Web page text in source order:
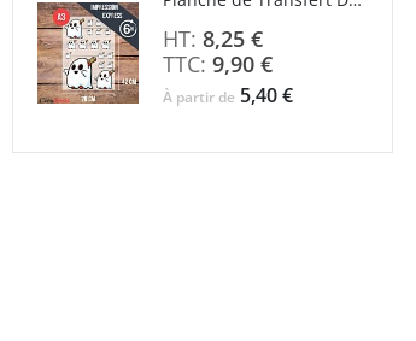
9,90 €
8,25 €
À partir de 5,40 €